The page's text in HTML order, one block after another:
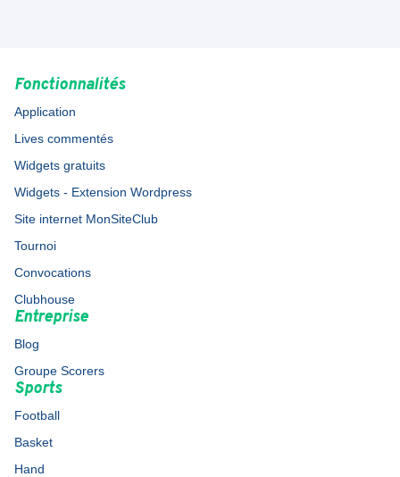
Fonctionnalités
Application
Lives commentés
Widgets gratuits
Widgets - Extension Wordpress
Site internet MonSiteClub
Tournoi
Convocations
Clubhouse
Entreprise
Blog
Groupe Scorers
Sports
Football
Basket
Hand